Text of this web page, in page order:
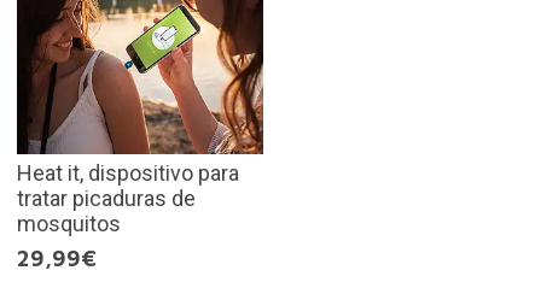
Heat it, dispositivo para
tratar picaduras de
mosquitos
29,99€